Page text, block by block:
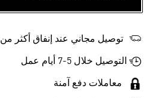
توصيل مجاني عند إنفاق أكثر من 400 ر.ق
التوصيل خلال 5-7 أيام عمل
معاملات دفع آمنة